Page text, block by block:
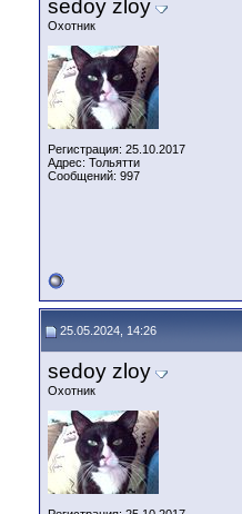
sedoy zloy
Охотник
Регистрация: 25.10.2017
Адрес: Тольятти
Сообщений: 997
25.05.2024, 14:26
sedoy zloy
Охотник